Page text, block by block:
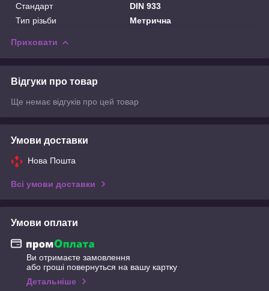
Стандарт
DIN 933
Тип різьби
Метрична
Приховати
Відгуки про товар
Ще немає відгуків про цей товар
Умови доставки
Нова Пошта
Всі умови доставки
Умови оплати
Ви отримаєте замовлення
або гроші повернуться на вашу картку
Детальніше